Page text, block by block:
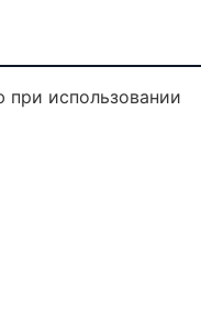
использовании